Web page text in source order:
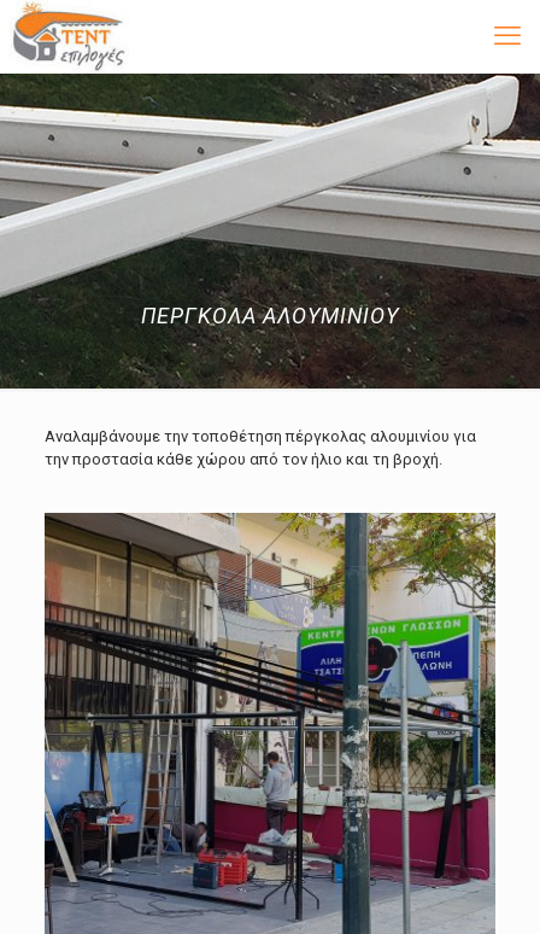
ΠΕΡΓΚΟΛΑ ΑΛΟΥΜΙΝΙΟΥ
Αναλαμβάνουμε την τοποθέτηση πέργκολας αλουμινίου για
την προστασία κάθε χώρου από τον ήλιο και τη βροχή.